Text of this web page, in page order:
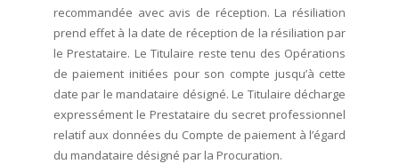
recommandée avec avis de réception. La résiliation
prend effet à la date de réception de la résiliation par
le Prestataire. Le Titulaire reste tenu des Opérations
de paiement initiées pour son compte jusqu’à cette
date par le mandataire désigné. Le Titulaire décharge
expressément le Prestataire du secret professionnel
relatif aux données du Compte de paiement à l’égard
du mandataire désigné par la Procuration.